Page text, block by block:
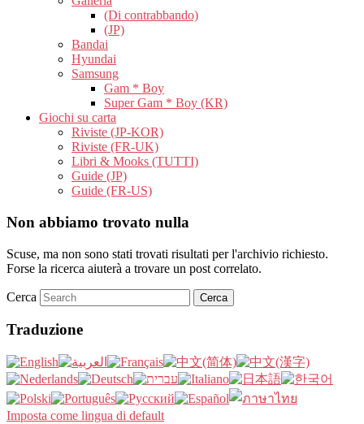
(Di contrabbando)
(JP)
Bandai
Hyundai
Samsung
Gam * Boy
Super Gam * Boy (KR)
Giochi su carta
Riviste (JP-KOR)
Riviste (FR-UK)
Libri & Mooks (TUTTI)
Guide (JP)
Guide (FR-US)
Non abbiamo trovato nulla
Scuse, ma non sono stati trovati risultati per l'archivio richiesto.
Forse la ricerca aiuterà a trovare un post correlato.
Cerca
Traduzione
Imposta come lingua di default